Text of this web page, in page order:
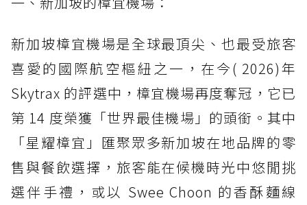
新加坡樟宜機場是全球最頂尖、也最受旅客
喜愛的國際航空樞紐之一，在今( 2026)年
Skytrax 的評選中，樟宜機場再度奪冠，它已
第 14 度榮獲「世界最佳機場」的頭銜。其中
「星耀樟宜」匯聚眾多新加坡在地品牌的零
售與餐飲選擇，旅客能在候機時光中悠閒挑
選伴手禮，或以 Swee Choon 的香酥麵線